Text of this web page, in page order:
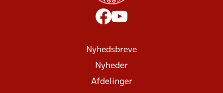
Nyhedsbreve
Nyheder
Afdelinger